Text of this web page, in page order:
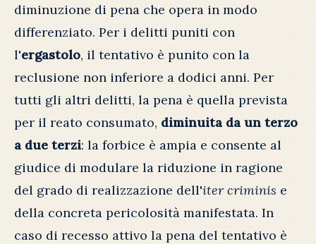
diminuzione di pena che opera in modo
differenziato. Per i delitti puniti con
l'ergastolo, il tentativo è punito con la
reclusione non inferiore a dodici anni. Per
tutti gli altri delitti, la pena è quella prevista
per il reato consumato, diminuita da un terzo
a due terzi: la forbice è ampia e consente al
giudice di modulare la riduzione in ragione
del grado di realizzazione dell'iter criminis e
della concreta pericolosità manifestata. In
caso di recesso attivo la pena del tentativo è